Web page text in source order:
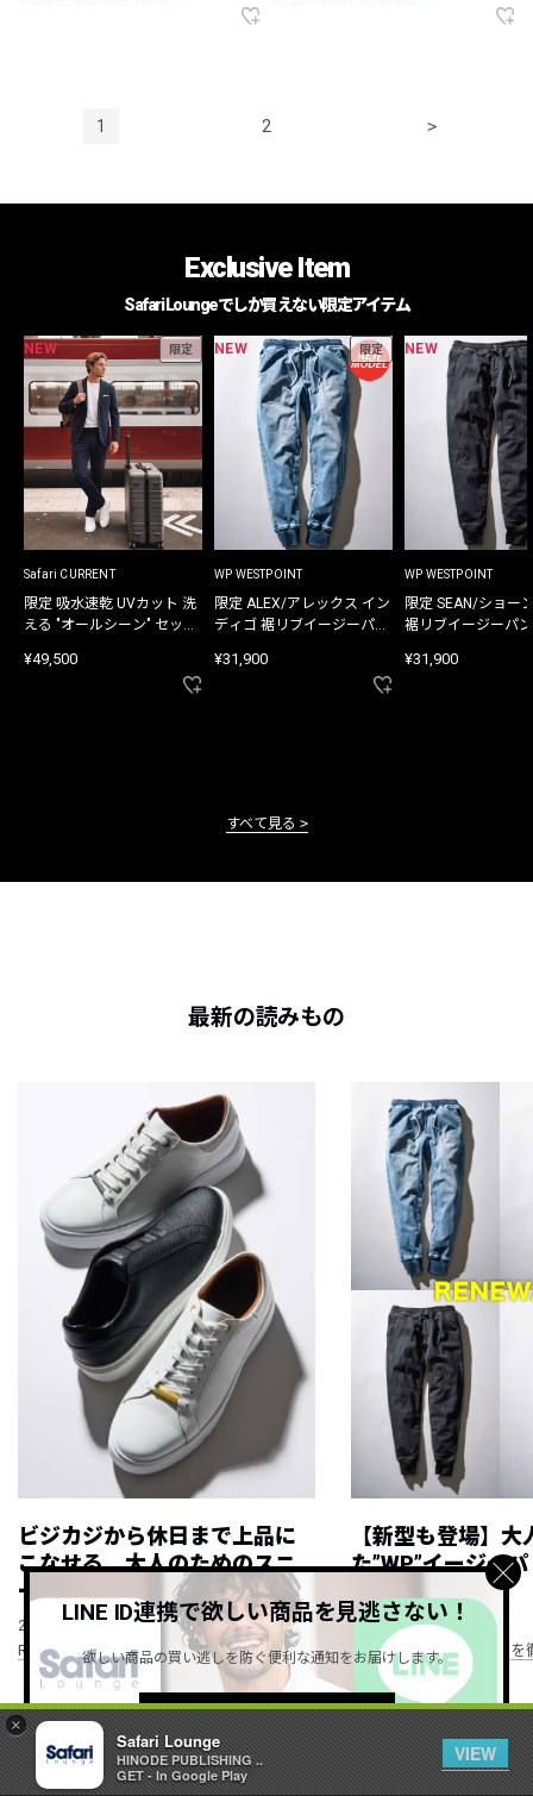
×
Safari Lounge
HINODE PUBLISHING ..
GET - In Google Play
VIEW
1 2 >
Exclusive Item
Safari Loungeでしか買えない限定アイテム
NEW 限定
Safari CURRENT
限定 吸水速乾 UVカット 洗
える "オールシーン" セット
¥49,500
NEW 限定
WP WESTPOINT
限定 ALEX/アレックス イン
ディゴ 裾リブイージーパン
¥31,900
NEW
WP WESTPOINT
限定 SEAN/ショー
裾リブイージーパ
¥31,900
すべて見る
最新の読みもの
ビジカジから休日まで上品に
こなせる、大人のためのスニ
ーカー！
2026.08.10
NEW
RECOMMEND ITEM vol.335
【新型も登場】大
た”WP”イージー
2026.08.08
NEW
“WP”のイージーパンツ
紹介
すべて見る
LINE ID連携で欲しい商品を見逃さない！
欲しい商品の買い逃しを防ぐ便利な通知をお届けします。
詳しくはこちら ＞